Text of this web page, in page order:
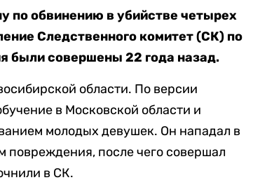
по обвинению в убийстве четырех
Следственного комитет (СК) по
были совершены 22 года назад.
области. По версии
в Московской области и
молодых девушек. Он нападал в
повреждения, после чего совершал
в СК.